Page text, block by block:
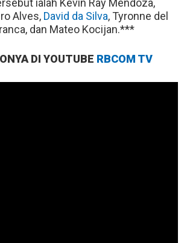
ialah Kevin Ray Mendoza,
Alves, David da Silva, Tyronne del
dan Mateo Kocijan.***
DI YOUTUBE RBCOM TV